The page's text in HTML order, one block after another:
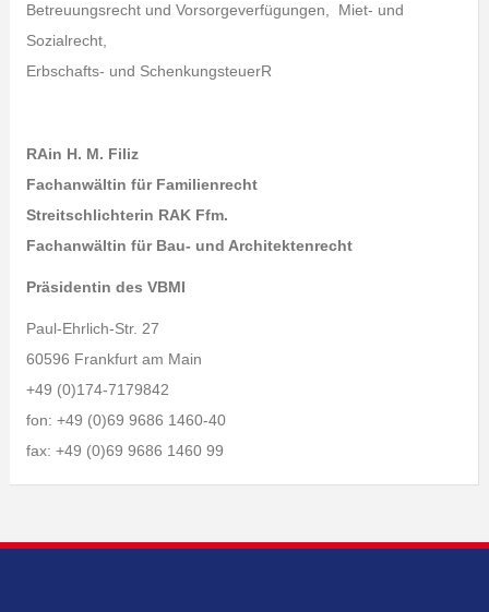
Betreuungsrecht und Vorsorgeverfügungen, Miet- und
Sozialrecht,
Erbschafts- und SchenkungsteuerR
RAin H. M. Filiz
Fachanwältin für Familienrecht
Streitschlichterin RAK Ffm.
Fachanwältin für Bau- und Architektenrecht
Präsidentin des VBMI
Paul-Ehrlich-Str. 27
60596 Frankfurt am Main
+49 (0)174-7179842
fon: +49 (0)69 9686 1460-40
fax: +49 (0)69 9686 1460 99